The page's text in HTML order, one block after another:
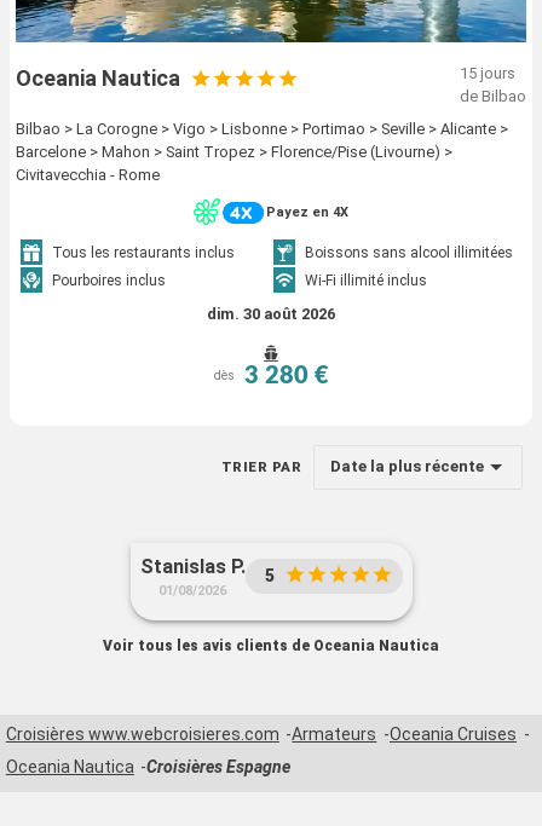
Oceania Nautica
15 jours
de Bilbao
Bilbao > La Corogne > Vigo > Lisbonne > Portimao > Seville > Alicante >
Barcelone > Mahon > Saint Tropez > Florence/Pise (Livourne) >
Civitavecchia - Rome
Payez en 4X
Tous les restaurants inclus
Boissons sans alcool illimitées
Pourboires inclus
Wi-Fi illimité inclus
dim. 30 août 2026
dès 3 280 €
TRIER PAR Date la plus récente
Stanislas P.
01/08/2026
5
Voir tous les avis clients de Oceania Nautica
Croisières www.webcroisieres.com Armateurs
Oceania Cruises
Oceania Nautica
Croisières Espagne